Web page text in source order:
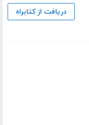
دریافت از کتابراه